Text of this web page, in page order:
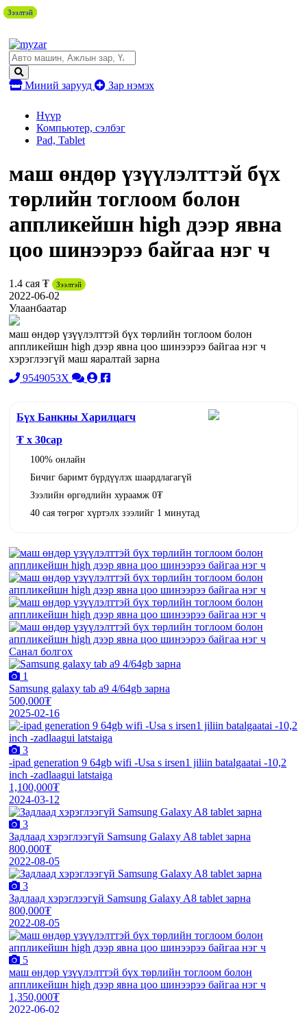
Миний зарууд Зар нэмэх
Нүүр
Компьютер, сэлбэг
Pad, Tablet
маш өндөр үзүүлэлттэй бүх
төрлийн тоглоом болон
аппликейшн high дээр явна
цоо шинээрээ байгаа нэг ч
1.4 сая ₮ Зээлтэй
2022-06-02
Улаанбаатар
маш өндөр үзүүлэлттэй бүх төрлийн тоглоом болон
аппликейшн high дээр явна цоо шинээрээ байгаа нэг ч
хэрэглээгүй маш яаралтай зарна
9549053X
Бүх Банкны Харилцагч
₮ x 30сар
100% онлайн
Бичиг баримт бүрдүүлэх шаардлагагүй
Зээлийн өргөдлийн хураамж 0₮
40 сая төгрөг хүртэлх зээлийг 1 минутад
Санал болгох
1
Samsung galaxy tab a9 4/64gb зарна
500,000₮
2025-02-16
Зээлтэй
3
-ipad generation 9 64gb wifi -Usa s irsen1 jiliin batalgaatai -10,2
inch -zadlaagui latstaiga
1,100,000₮
2024-03-12
3
Задлаад хэрэглээгүй Samsung Galaxy A8 tablet зарна
800,000₮
2022-08-05
3
Задлаад хэрэглээгүй Samsung Galaxy A8 tablet зарна
800,000₮
2022-08-05
Зээлтэй
5
маш өндөр үзүүлэлттэй бүх төрлийн тоглоом болон
аппликейшн high дээр явна цоо шинээрээ байгаа нэг ч
1,350,000₮
2022-06-02
Зээлтэй
Зээлтэй
Зээлтэй
Зээлтэй
Зээлтэй